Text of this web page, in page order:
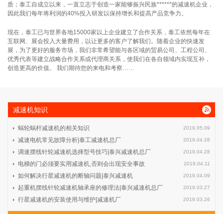
质；泰工自成立以来，一直立志于创造一家能够振兴民族******的减速机企业，
因此我们每年将利润的40%投入研发以保持增长和提高产品竞争力。
现在，泰工已与世界各地15000家以上企业建立了合作关系，泰工依然每年在
互联网、展会投入大量费用，以让更多的客户了解我们。随着企业的快速发
展，为了更好的服务市场，我们非常希望能与各区域的贸易公司、工程公司、
优秀代表等建立战略合作关系或代理商关系，使我们在各自领域内实现互补，
创造更高的价值。 我们期待您的来电和考察……
减速机知识
2019.05.09
蜗轮蜗杆减速机的相关知识
2019.04.28
减速电机常见故障分析|泰工减速机总厂
2019.04.28
调速摆线针轮减速机选择型号技巧|泰兴减速机总厂
2019.04.11
电梯的门必须要实用减速机,否则会出现安全事故
2019.04.09
如何解决行星减速机的断轴问题|泰兴减速机
2019.03.27
起重机摆线针轮减速机轴承座的修理法|泰兴减速机总厂
2019.03.26
行星减速机的安装使用与维护|减速机厂